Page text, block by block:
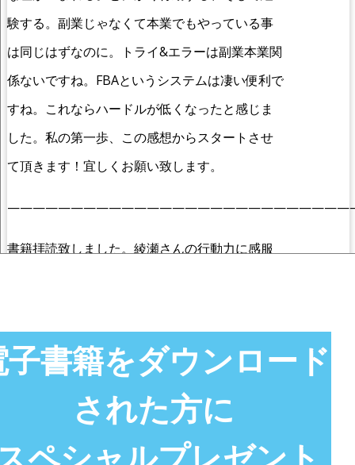
子書籍をダウンロード
された方に
ペシャルプレゼント